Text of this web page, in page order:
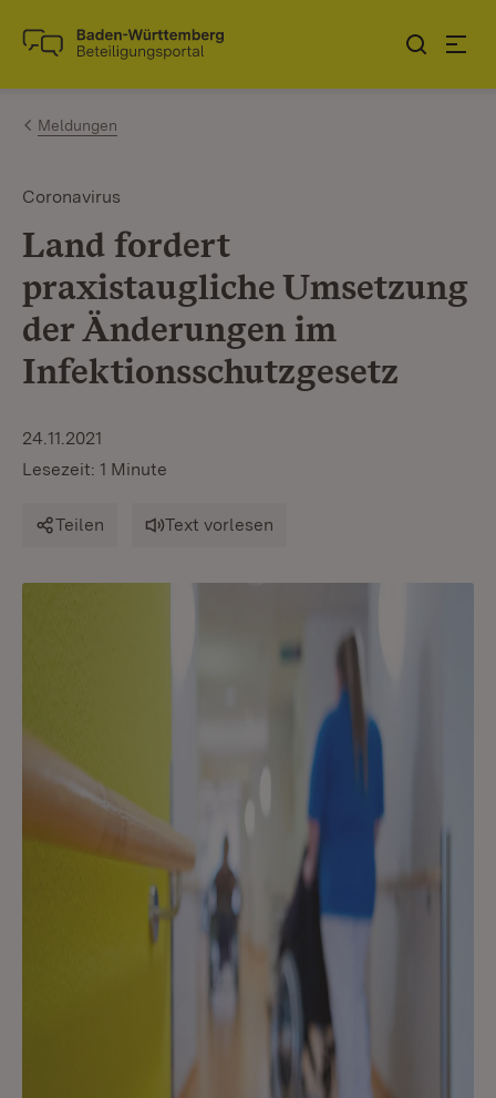
Zum Inhalt springen
Link zur Startseite
Meldungen
Coronavirus
Land fordert
praxistaugliche Umsetzung
der Änderungen im
Infektionsschutzgesetz
24.11.2021
Lesezeit: 1 Minute
Teilen Text vorlesen